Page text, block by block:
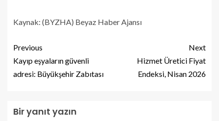
Kaynak: (BYZHA) Beyaz Haber Ajansı
Previous
Kayıp eşyaların güvenli
adresi: Büyükşehir Zabıtası
Next
Hizmet Üretici Fiyat
Endeksi, Nisan 2026
Bir yanıt yazın